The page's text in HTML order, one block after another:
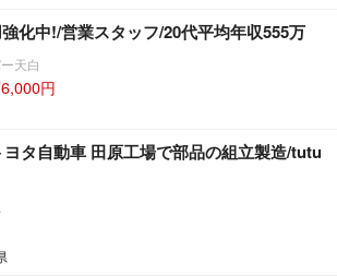
化中!/営業スタッフ/20代平均年収555万
天白
円
タ自動車 田原工場で部品の組立製造/tutu